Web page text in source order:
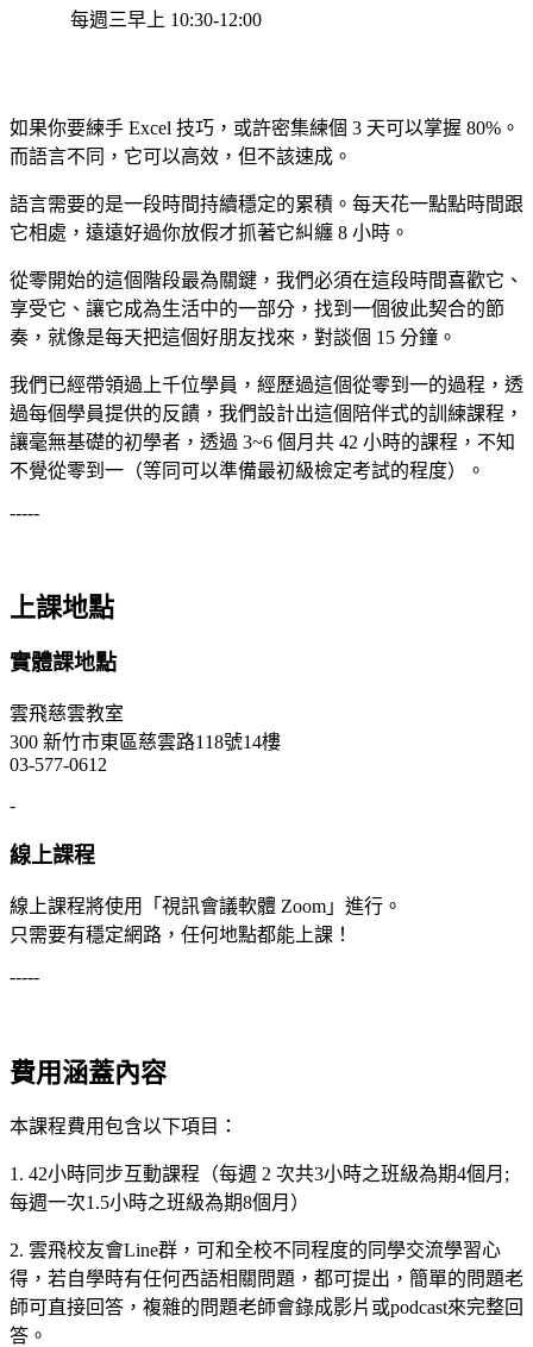
每週三早上 10:30-12:00
如果你要練手 Excel 技巧，或許密集練個 3 天可以掌握 80%。
而語言不同，它可以高效，但不該速成。
語言需要的是一段時間持續穩定的累積。每天花一點點時間跟
它相處，遠遠好過你放假才抓著它糾纏 8 小時。
從零開始的這個階段最為關鍵，我們必須在這段時間喜歡它、
享受它、讓它成為生活中的一部分，找到一個彼此契合的節
奏，就像是每天把這個好朋友找來，對談個 15 分鐘。
我們已經帶領過上千位學員，經歷過這個從零到一的過程，透
過每個學員提供的反饋，我們設計出這個陪伴式的訓練課程，
讓毫無基礎的初學者，透過 3~6 個月共 42 小時的課程，不知
不覺從零到一（等同可以準備最初級檢定考試的程度）。
-----
上課地點
實體課地點
雲飛慈雲教室
300 新竹市東區慈雲路118號14樓
03-577-0612
-
線上課程
線上課程將使用「視訊會議軟體 Zoom」進行。
只需要有穩定網路，任何地點都能上課！
-----
費用涵蓋內容
本課程費用包含以下項目：
1. 42小時同步互動課程（每週 2 次共3小時之班級為期4個月;
每週一次1.5小時之班級為期8個月）
2. 雲飛校友會Line群，可和全校不同程度的同學交流學習心
得，若自學時有任何西語相關問題，都可提出，簡單的問題老
師可直接回答，複雜的問題老師會錄成影片或podcast來完整回
答。